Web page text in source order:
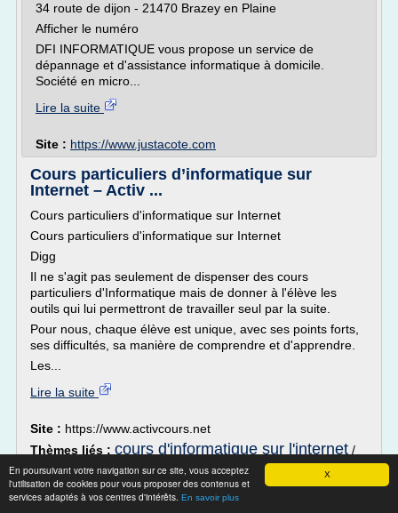
X
En poursuivant votre navigation sur ce site, vous acceptez
l'utilisation de cookies pour vous proposer des contenus et
services adaptés à vos centres d'intérêts. En savoir plus
34 route de dijon - 21470 Brazey en Plaine
Afficher le numéro
DFI INFORMATIQUE vous propose un service de
dépannage et d'assistance informatique à domicile.
Société en micro...
Lire la suite
Site : https://www.justacote.com
Cours particuliers d’informatique sur
Internet – Activ ...
Cours particuliers d'informatique sur Internet
Cours particuliers d'informatique sur Internet
Digg
Il ne s'agit pas seulement de dispenser des cours
particuliers d'Informatique mais de donner à l'élève les
outils qui lui permettront de travailler seul par la suite.
Pour nous, chaque élève est unique, avec ses points forts,
ses difficultés, sa manière de comprendre et d'apprendre.
Les...
Lire la suite
Site : https://www.activcours.net
Thèmes liés : cours d'informatique sur l'internet /
cours d'informatique internet/cours d
informatique sur internet/cours d informatique
a domicile/cours informatique et internet